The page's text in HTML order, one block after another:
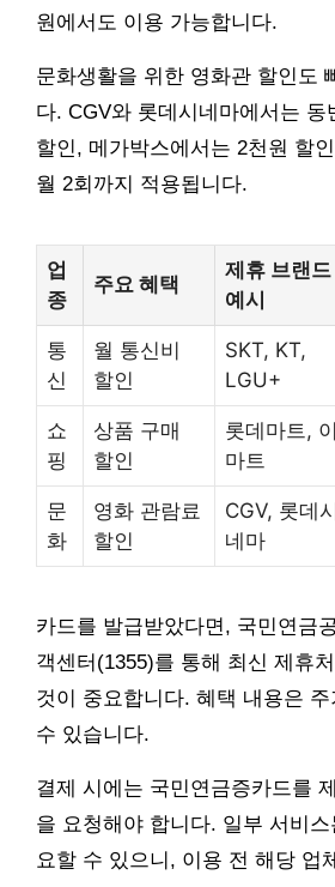
원에서도 이용 가능합니다.
문화생활을 위한 영화관 할인도
다. CGV와 롯데시네마에서는 동
할인, 메가박스에서는 2천원 할
월 2회까지 적용됩니다.
업
종
주요 혜택
제휴 브랜드
예시
통
신
월 통신비
할인
SKT, KT,
LGU+
쇼
핑
상품 구매
할인
롯데마트, 이
마트
문
화
영화 관람료
할인
CGV, 롯데시
네마
카드를 발급받았다면, 국민연금
객센터(1355)를 통해 최신 제휴
것이 중요합니다. 혜택 내용은
수 있습니다.
결제 시에는 국민연금증카드를
을 요청해야 합니다. 일부 서비
요할 수 있으니, 이용 전 해당 업